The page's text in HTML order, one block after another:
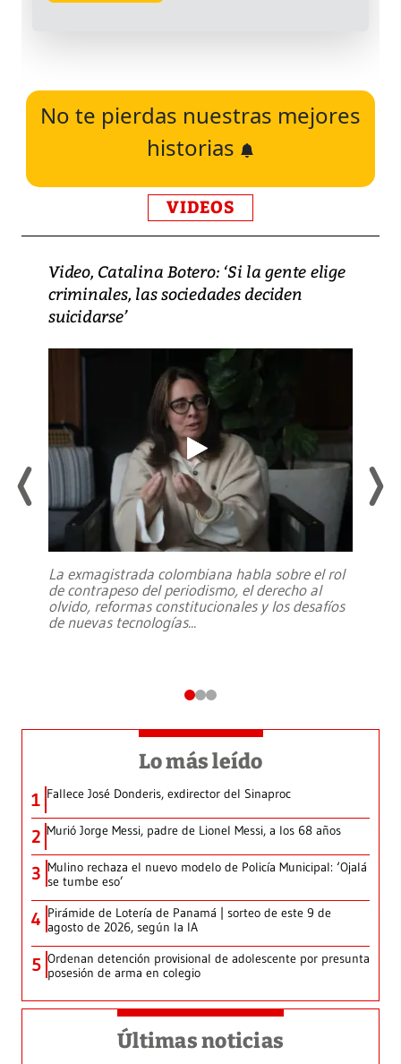
No te pierdas nuestras mejores
historias
VIDEOS
Video, Catalina Botero: ‘Si la gente elige
criminales, las sociedades deciden
suicidarse’
La exmagistrada colombiana habla sobre el rol
de contrapeso del periodismo, el derecho al
olvido, reformas constitucionales y los desafíos
de nuevas tecnologías...
Lo más leído
1 Fallece José Donderis, exdirector del Sinaproc
2 Murió Jorge Messi, padre de Lionel Messi, a los 68 años
3 Mulino rechaza el nuevo modelo de Policía Municipal: ‘Ojalá
se tumbe eso’
4 Pirámide de Lotería de Panamá | sorteo de este 9 de
agosto de 2026, según la IA
5 Ordenan detención provisional de adolescente por presunta
posesión de arma en colegio
Últimas noticias